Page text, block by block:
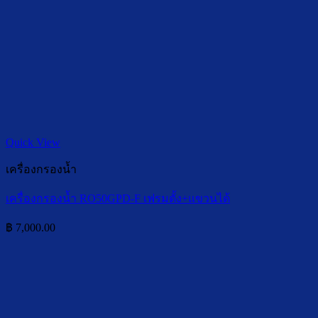
Quick View
เครื่องกรองน้ำ
เครื่องกรองน้ำ RO50GPD-F เฟรมตั้ง+แขวนได้
฿ 7,000.00